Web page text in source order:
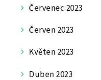
Červenec 2023
Červen 2023
Květen 2023
Duben 2023